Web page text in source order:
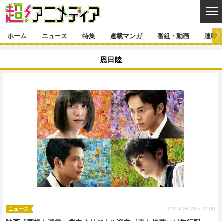
ゲーム・アプリ マンガ
映画 音楽
グッズ イベント
声優 コスプレ
舞台 新帝スタ
特集一覧 カバー
インタビュー レポート
ラキりす
連載マンガ
連載マンガ一覧 連載一覧
番組・動画
番組・動画一覧 ラジオ
動画
連載・ブログ
連載・ブログ一覧 コラム
編集部ブログ・お知らせ
ホーム ニュース 特集 連載マンガ 番組・動画 連載
恩田陸
ニュース 2019.8.28 Wed 11:00